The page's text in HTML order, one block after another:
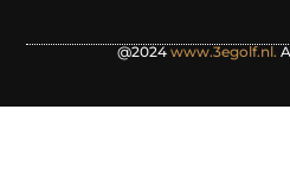
@2024www.3egolf.nl.